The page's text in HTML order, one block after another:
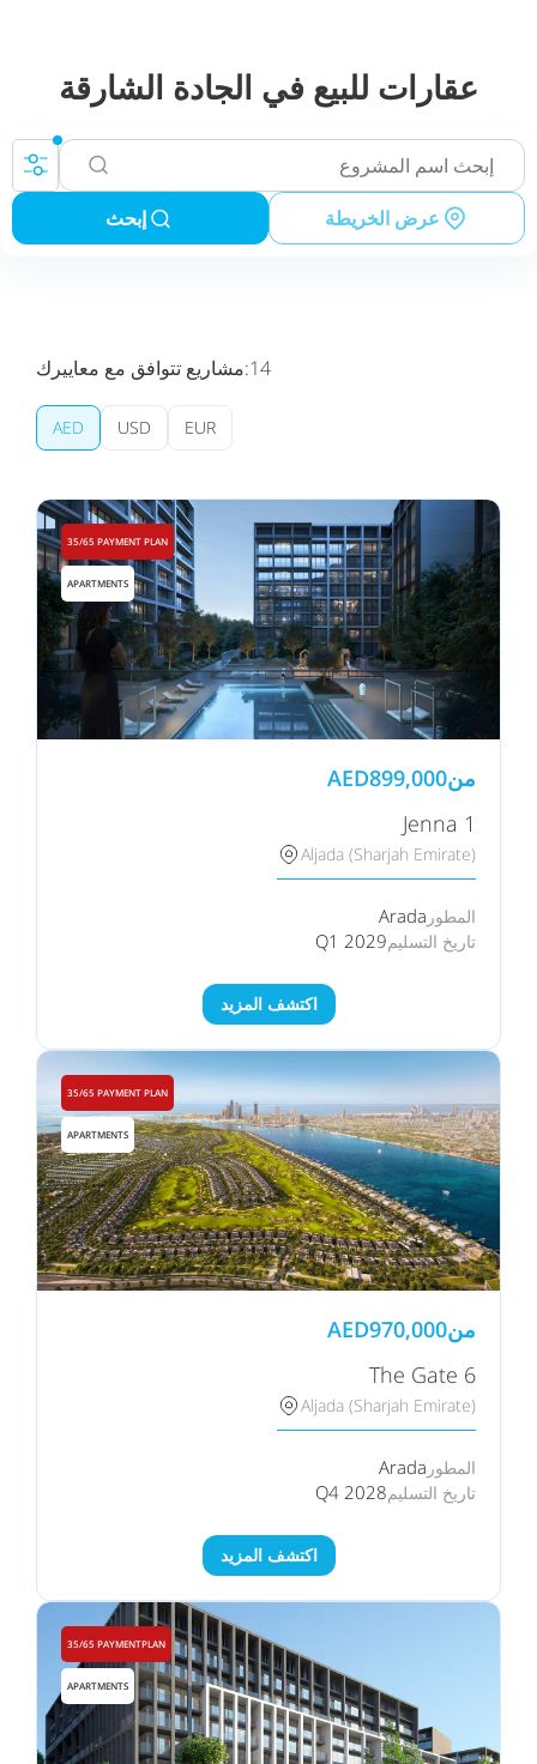
عقارات للبيع في الجادة الشارقة
عرض الخريطة إبحث
14مشاريع تتوافق مع معاييرك:
AED USD EUR
35/65 PAYMENT PLAN
APARTMENTS
من AED899,000
Jenna 1
Aljada (Sharjah Emirate)
المطور Arada
تاريخ التسليمQ1 2029
اكتشف المزيد
35/65 PAYMENT PLAN
APARTMENTS
من AED970,000
The Gate 6
Aljada (Sharjah Emirate)
المطور Arada
تاريخ التسليمQ4 2028
اكتشف المزيد
35/65 PAYMENTPLAN
APARTMENTS